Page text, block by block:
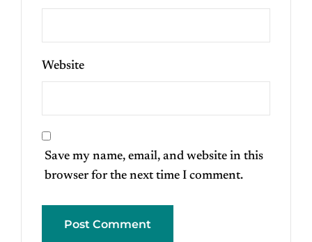
Website
Save my name, email, and website in this
browser for the next time I comment.